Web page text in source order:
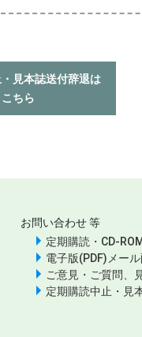
見本誌送付辞退は
こちら
お問い合わせ 等
定期購読・CD-
電子版(PDF)メー
ご意見・ご質問、
定期購読中止・見